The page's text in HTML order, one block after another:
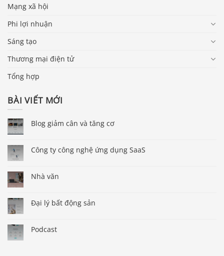
Mạng xã hội
Phi lợi nhuận
Sáng tạo
Thương mại điện tử
Tổng hợp
BÀI VIẾT MỚI
Blog giảm cân và tăng cơ
Công ty công nghệ ứng dụng SaaS
Nhà văn
Đại lý bất động sản
Podcast